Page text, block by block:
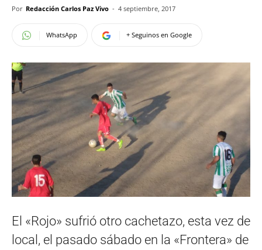
Por Redacción Carlos Paz Vivo - 4 septiembre, 2017
WhatsApp + Seguinos en Google
El «Rojo» sufrió otro cachetazo, esta vez de
local, el pasado sábado en la «Frontera» de